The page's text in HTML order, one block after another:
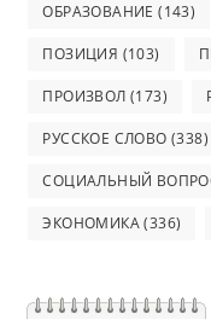
ОБРАЗОВАНИЕ (143)
ПОЗИЦИЯ (103)
ПРОИЗВОЛ (173)
РУССКОЕ СЛОВО (338)
СОЦИАЛЬНЫЙ
ЭКОНОМИКА(336)